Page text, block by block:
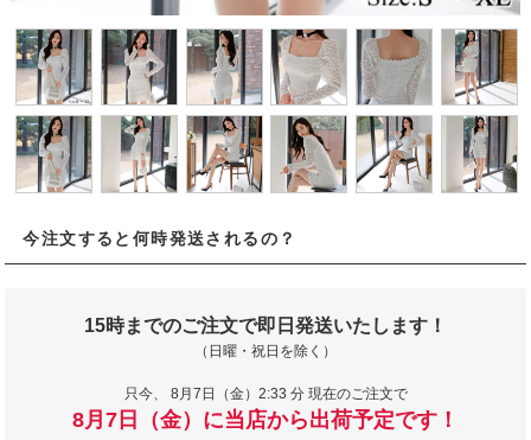
今注文すると何時発送されるの？
15時までのご注文で即日発送いたします！
（日曜・祝日を除く）
只今、 8月7日（金）2:33 分 現在のご注文で
8月7日（金）に当店から出荷予定です！